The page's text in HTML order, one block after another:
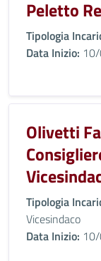
Peletto
Tipologia
Data Inizio:
Olivetti
Tipologia
Vicesindaco
Data Inizio: